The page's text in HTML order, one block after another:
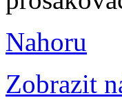
Nahoru
Zobrazit